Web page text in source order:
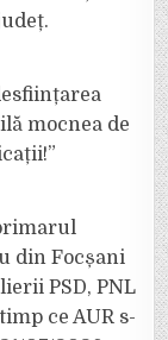
mocnea de
din Focșani
PSD, PNL
ce AUR s-